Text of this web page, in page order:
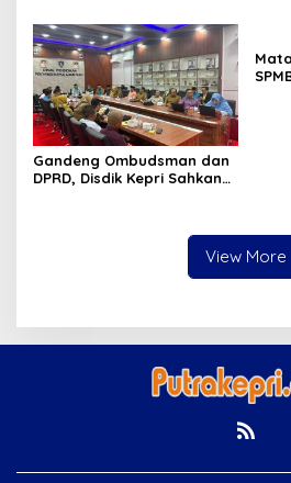
Gandeng Ombudsman dan
DPRD, Disdik Kepri Sahkan
View More